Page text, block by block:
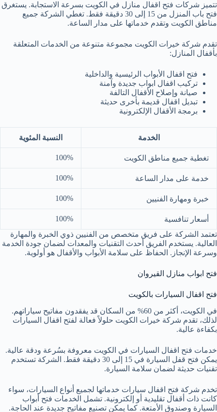
تتميز شركات فتح اقفال منازل في الكويت بسرعة الاستجابة. يستغرق
فتح باب المنزل من 15 إلى 30 دقيقة فقط. تغطي الشركة جميع
مناطق الكويت وتقدم خدماتها على مدار الساعة.
تقدم شركة خيرات الكويت مجموعة متنوعة من الخدمات المتعلقة
بأقفال المنازل:
فتح اقفال الأبواب الرئيسية والداخلية
تركيب اقفال ابواب جديدة وآمنة
صيانة وإصلاح الأقفال التالفة
تبديل اقفال قديمة بأخرى حديثة
برمجة الأقفال الإلكترونية
الخدمة النسبة المئوية
تغطية جميع مناطق الكويت 100%
خدمة على مدار الساعة 100%
خبرة ومهارة الفنيين 100%
أسعار تنافسية
100%
تعتمد الشركة على فريق متخصص من الفنيين ذوي الخبرة والمهارة
العالية. يستخدم الفريق أحدث التقنيات والمعدات لضمان جودة الخدمة
وسرعة الإنجاز. الحفاظ على سلامة الأبواب والأقفال هو أولوية.
فتح ابواب منازل القيروان
فتح اقفال السيارات بالكويت
في الكويت، أكثر من 60% من السكان قد يفقدون مفاتيح سياراتهم.
لذلك، تقدم شركة خيرات الكويت حلولاً فعالة لفتح اقفال السيارات
بكفاءة عالية.
خدمات فتح اقفال السيارات في الكويت معروفة بسُرعة ودقة عالية.
يمكن فتح قفل السيارة في 15 إلى 30 دقيقة فقط. الشركة تستخدم
تقنيات حديثة لضمان سلامة السيارة.
تخدم شركة فتح اقفال سيارات خدماتها لجميع أنواع السيارات، سواء
كانت ذات أقفال تقليدية أو إلكترونية. تشمل الخدمات فتح أبواب
السيارة وصندوق الأمتعة. كما يمكن تصنيع مفاتيح جديدة عند الحاجة.